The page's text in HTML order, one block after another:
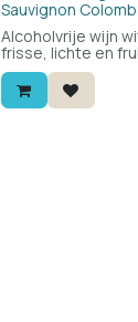
Sauvignon
Alcoholvrije wijn
frisse, lichte en
alcoholvrije wijn
smaakt naar wijn
Wordt